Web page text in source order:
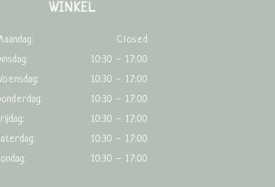
WINKEL
Closed
10:30 - 17:00
10:30 - 17:00
10:30 - 17:00
10:30 - 17:00
10:30 - 17:00
10:30 - 17:00